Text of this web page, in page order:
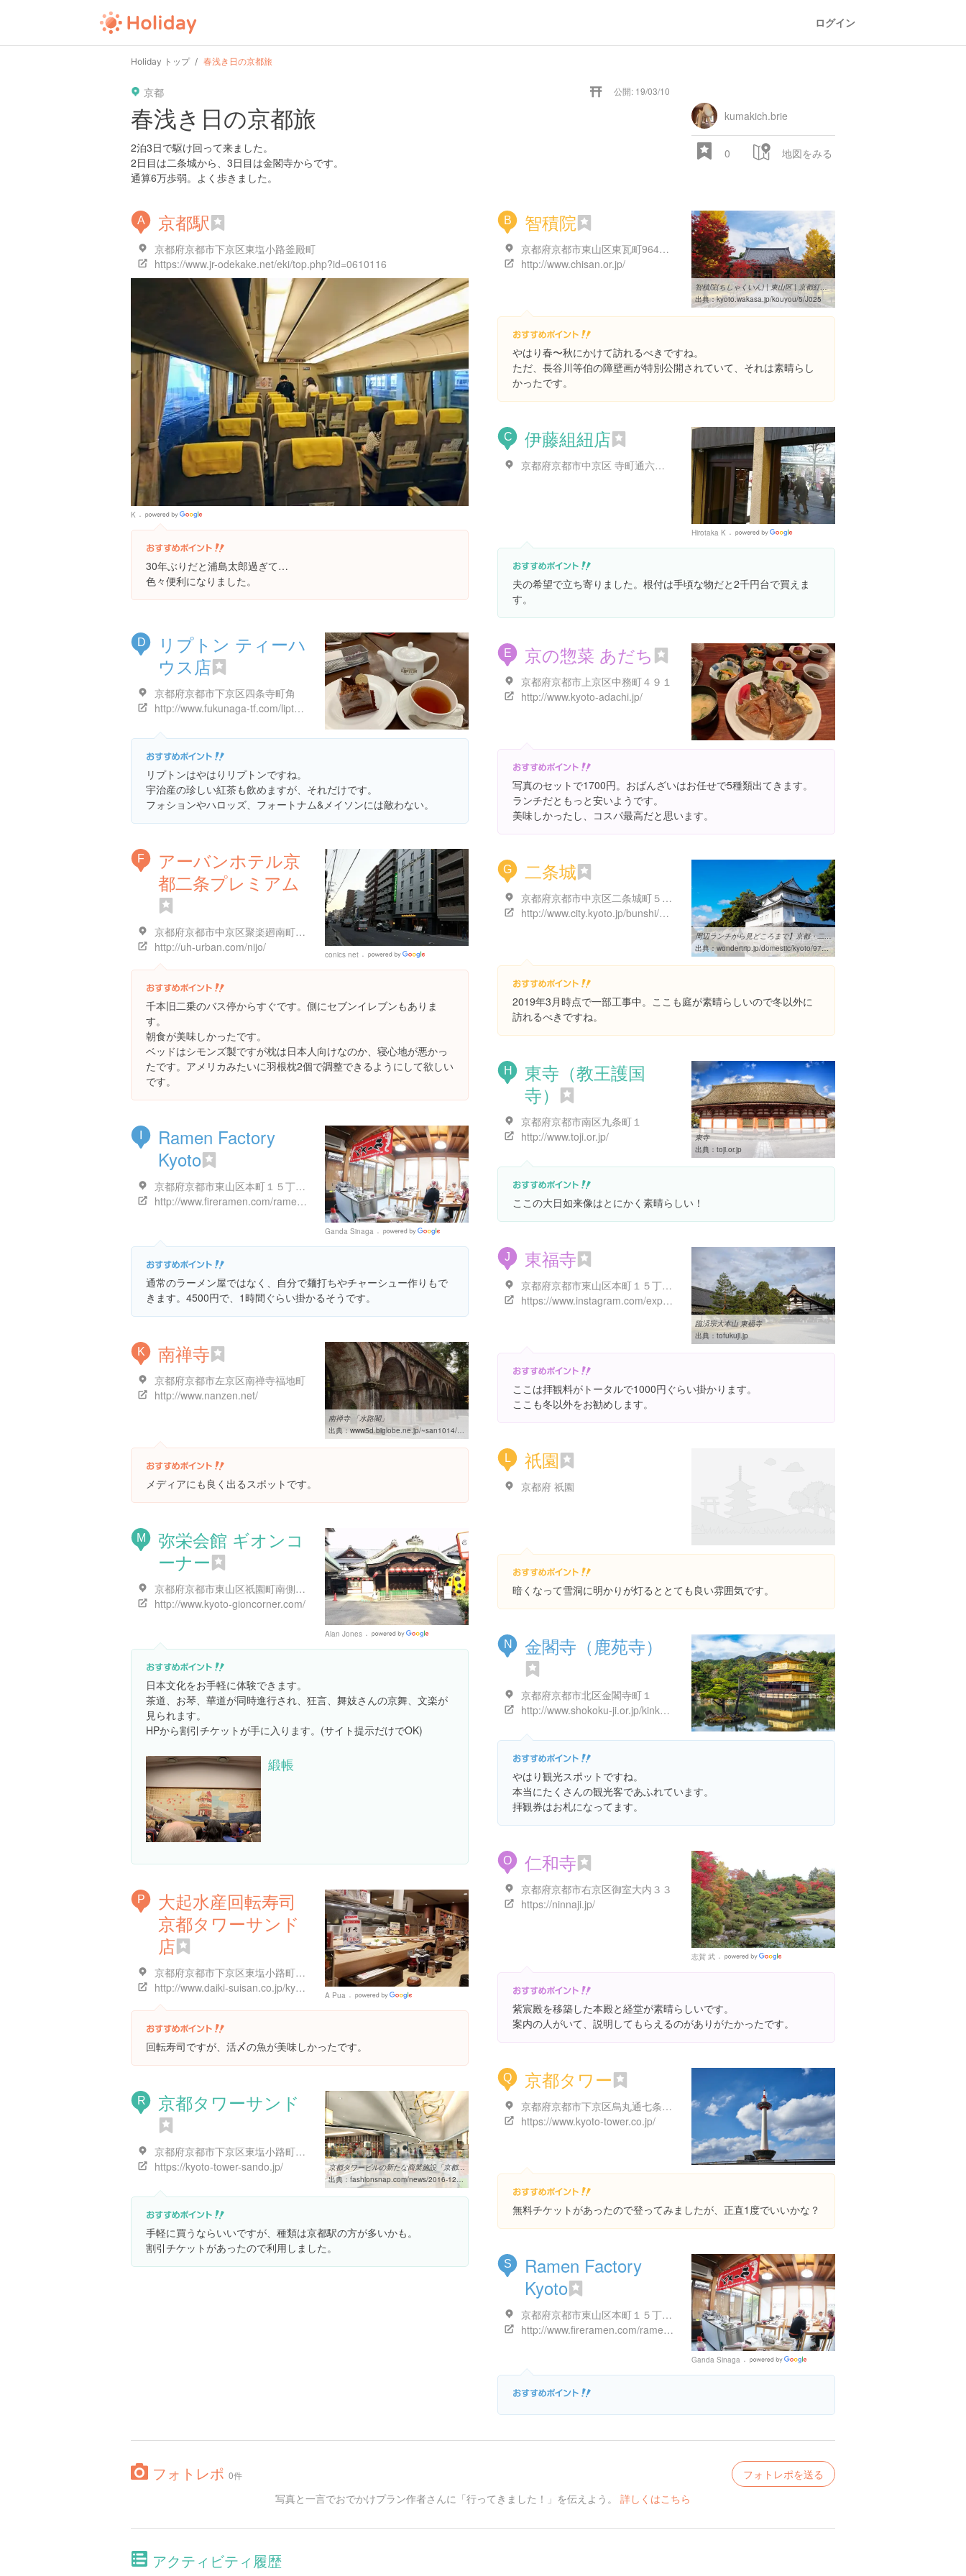
ログイン
Holiday トップ 春浅き日の京都旅
京都 公開: 19/03/10
春浅き日の京都旅
2泊3日で駆け回って来ました。
2日目は二条城から、3日目は金閣寺からです。
通算6万歩弱。よく歩きました。
kumakich.brie
0 地図をみる
A 京都駅
京都府京都市下京区東塩小路釜殿町
https://www.jr-odekake.net/eki/top.php?id=0610116
K
Places
30年ぶりだと浦島太郎過ぎて…
色々便利になりました。
B 智積院
京都府京都市東山区東瓦町964番地
http://www.chisan.or.jp/
智積院(ちしゃくいん) | 東山区 | 京都紅葉特集｜ほっこり京都生活 ...
出典：kyoto.wakasa.jp/kouyou/5/J025
やはり春〜秋にかけて訪れるべきですね。
ただ、長谷川等伯の障壁画が特別公開されていて、それは素晴らし
かったです。
C 伊藤組紐店
京都府京都市中京区 寺町通六角上る永楽町243
Hirotaka K
Places
夫の希望で立ち寄りました。根付は手頃な物だと2千円台で買えま
す。
D
リプトン ティーハ
ウス店
京都府京都市下京区四条寺町角
http://www.fukunaga-tf.com/lipton/index.html
リプトンはやはりリプトンですね。
宇治産の珍しい紅茶も飲めますが、それだけです。
フォションやハロッズ、フォートナム&メイソンには敵わない。
E 京の惣菜 あだち
京都府京都市上京区中務町４９１
http://www.kyoto-adachi.jp/
写真のセットで1700円。おばんざいはお任せで5種類出てきます。
ランチだともっと安いようです。
美味しかったし、コスパ最高だと思います。
F
アーバンホテル京
都二条プレミアム
京都府京都市中京区聚楽廻南町２５-５
http://uh-urban.com/nijo/
conics net
Places
千本旧二乗のバス停からすぐです。側にセブンイレブンもありま
す。
朝食が美味しかったです。
ベッドはシモンズ製ですが枕は日本人向けなのか、寝心地が悪かっ
たです。アメリカみたいに羽根枕2個で調整できるようにして欲しい
です。
G 二条城
京都府京都市中京区二条城町５４１
http://www.city.kyoto.jp/bunshi/nijojo/
周辺ランチから見どころまで】京都・二条城の観光の前に知っておこう ...
出典： wondertrip.jp/domestic/kyoto/97365.html
2019年3月時点で一部工事中。ここも庭が素晴らしいので冬以外に
訪れるべきですね。
H
東寺（教王護国
寺）
京都府京都市南区九条町１
http://www.toji.or.jp/
東寺
出典： toji.or.jp
ここの大日如来像はとにかく素晴らしい！
Ramen Factory
Kyoto
京都府京都市東山区本町１５丁目８１４-１８
http://www.fireramen.com/ramenfactory/
Ganda Sinaga
Places
通常のラーメン屋ではなく、自分で麺打ちやチャーシュー作りもで
きます。4500円で、1時間ぐらい掛かるそうです。
J 東福寺
京都府京都市東山区本町１５丁目７７８
https://www.instagram.com/explore/locations/625925961
臨済宗大本山 東福寺
出典： tofukuji.jp
ここは拝観料がトータルで1000円ぐらい掛かります。
ここも冬以外をお勧めします。
K 南禅寺
京都府京都市左京区南禅寺福地町
http://www.nanzen.net/
南禅寺 「水路閣」
出典：www5d.biglobe.ne.jp/~san1014/nanzenjisuirokaku.htm
メディアにも良く出るスポットです。
L 祇園
京都府 祇園
暗くなって雪洞に明かりが灯るととても良い雰囲気です。
M
弥栄会館 ギオンコ
ーナー
京都府京都市東山区祇園町南側５７０-２
http://www.kyoto-gioncorner.com/
Alan Jones
Places
日本文化をお手軽に体験できます。
茶道、お琴、華道が同時進行され、狂言、舞妓さんの京舞、文楽が
見られます。
HPから割引チケットが手に入ります。(サイト提示だけでOK)
緞帳
N 金閣寺（鹿苑寺）
京都府京都市北区金閣寺町１
http://www.shokoku-ji.or.jp/kinkakuji/
やはり観光スポットですね。
本当にたくさんの観光客であふれています。
拝観券はお札になってます。
O 仁和寺
京都府京都市右京区御室大内３３
https://ninnaji.jp/
志賀 武
Places
紫宸殿を移築した本殿と経堂が素晴らしいです。
案内の人がいて、説明してもらえるのがありがたかったです。
P
大起水産回転寿司
京都タワーサンド
店
京都府京都市下京区東塩小路町７２１-１
http://www.daiki-suisan.co.jp/kyototower_sushi/
A Pua
Places
回転寿司ですが、活〆の魚が美味しかったです。
Q 京都タワー
京都府京都市下京区烏丸通七条下る東塩小路町７２１-１ ニデック京都タワー 展望室 ３階
https://www.kyoto-tower.co.jp/
無料チケットがあったので登ってみましたが、正直1度でいいかな？
R 京都タワーサンド
京都府京都市下京区東塩小路町７２１-１
https://kyoto-tower-sando.jp/
京都タワービルの新たな商業施設「京都タワー サンド」が2017年春に ...
出典： fashionsnap.com/news/2016-12-16/kyoto-tower-sando
手軽に買うならいいですが、種類は京都駅の方が多いかも。
割引チケットがあったので利用しました。
S
Ramen Factory
Kyoto
京都府京都市東山区本町１５丁目８１４-１８
http://www.fireramen.com/ramenfactory/
Ganda Sinaga
Places
フォトレポ 0件
フォトレポを送る
写真と一言でおでかけプラン作者さんに「行ってきました！」を伝えよう。 詳しくはこちら
アクティビティ履歴